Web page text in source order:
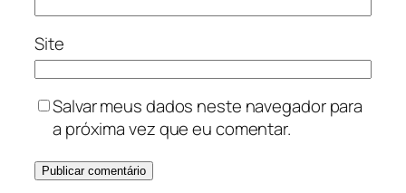
Site
Salvar meus dados neste navegador para
a próxima vez que eu comentar.